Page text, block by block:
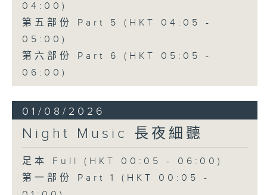
04:00)
第五部份 Part 5 (HKT 04:05 -
05:00)
第六部份 Part 6 (HKT 05:05 -
06:00)
01/08/2026
Night Music 長夜細聽
足本 Full (HKT 00:05 - 06:00)
第一部份 Part 1 (HKT 00:05 -